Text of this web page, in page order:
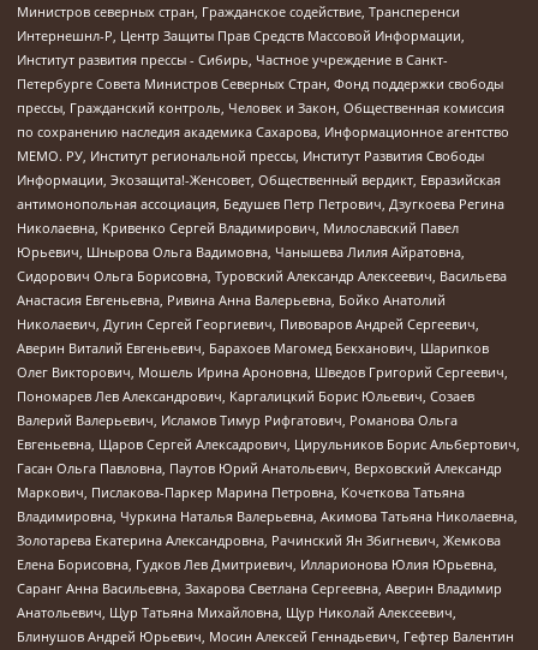
Министров северных стран, Гражданское содействие, Трансперенси
Интернешнл-Р, Центр Защиты Прав Средств Массовой Информации,
Институт развития прессы - Сибирь, Частное учреждение в Санкт-
Петербурге Совета Министров Северных Стран, Фонд поддержки свободы
прессы, Гражданский контроль, Человек и Закон, Общественная комиссия
по сохранению наследия академика Сахарова, Информационное агентство
МЕМО. РУ, Институт региональной прессы, Институт Развития Свободы
Информации, Экозащита!-Женсовет, Общественный вердикт, Евразийская
антимонопольная ассоциация, Бедушев Петр Петрович, Дзугкоева Регина
Николаевна, Кривенко Сергей Владимирович, Милославский Павел
Юрьевич, Шнырова Ольга Вадимовна, Чанышева Лилия Айратовна,
Сидорович Ольга Борисовна, Туровский Александр Алексеевич, Васильева
Анастасия Евгеньевна, Ривина Анна Валерьевна, Бойко Анатолий
Николаевич, Дугин Сергей Георгиевич, Пивоваров Андрей Сергеевич,
Аверин Виталий Евгеньевич, Барахоев Магомед Бекханович, Шарипков
Олег Викторович, Мошель Ирина Ароновна, Шведов Григорий Сергеевич,
Пономарев Лев Александрович, Каргалицкий Борис Юльевич, Созаев
Валерий Валерьевич, Исламов Тимур Рифгатович, Романова Ольга
Евгеньевна, Щаров Сергей Алексадрович, Цирульников Борис Альбертович,
Гасан Ольга Павловна, Паутов Юрий Анатольевич, Верховский Александр
Маркович, Пислакова-Паркер Марина Петровна, Кочеткова Татьяна
Владимировна, Чуркина Наталья Валерьевна, Акимова Татьяна Николаевна,
Золотарева Екатерина Александровна, Рачинский Ян Збигневич, Жемкова
Елена Борисовна, Гудков Лев Дмитриевич, Илларионова Юлия Юрьевна,
Саранг Анна Васильевна, Захарова Светлана Сергеевна, Аверин Владимир
Анатольевич, Щур Татьяна Михайловна, Щур Николай Алексеевич,
Блинушов Андрей Юрьевич, Мосин Алексей Геннадьевич, Гефтер Валентин